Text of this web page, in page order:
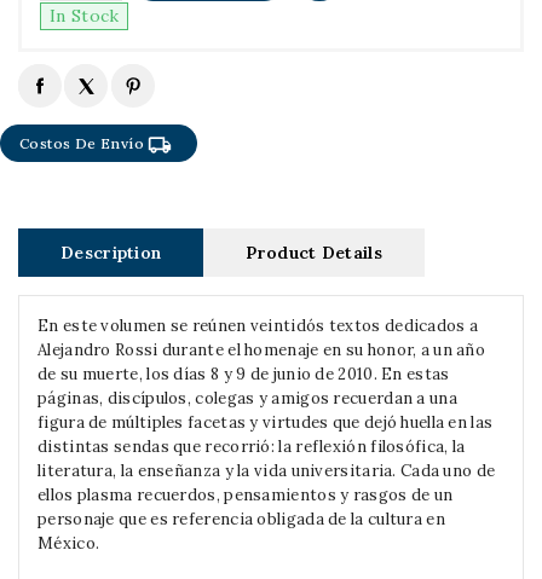
In Stock
Costos De Envíolocal_shipping
Description Product Details
En este volumen se reúnen veintidós textos dedicados a
Alejandro Rossi durante el homenaje en su honor, a un año
de su muerte, los días 8 y 9 de junio de 2010. En estas
páginas, discípulos, colegas y amigos recuerdan a una
figura de múltiples facetas y virtudes que dejó huella en las
distintas sendas que recorrió: la reflexión filosófica, la
literatura, la enseñanza y la vida universitaria. Cada uno de
ellos plasma recuerdos, pensamientos y rasgos de un
personaje que es referencia obligada de la cultura en
México.